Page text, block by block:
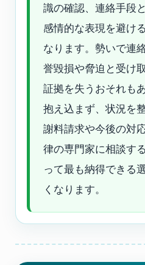
識の確認、連絡手段
感情的な表現を避け
なります。勢いで連
誉毀損や脅迫と受け
証拠を失うおそれも
抱え込まず、状況を
謝料請求や今後の対
律の専門家に相談す
って最も納得できる
くなります。